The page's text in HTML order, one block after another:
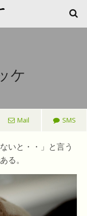
ケ
Mail SMS
いと・・」と言う
る。